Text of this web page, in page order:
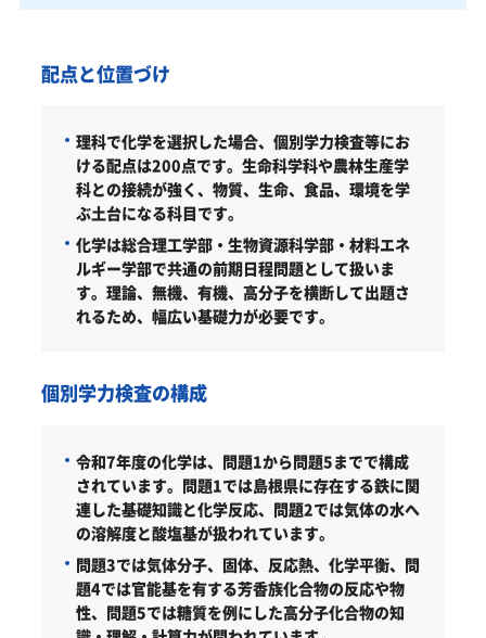
配点と位置づけ
理科で化学を選択した場合、個別学力検査等にお
ける配点は200点です。生命科学科や農林生産学
科との接続が強く、物質、生命、食品、環境を学
ぶ土台になる科目です。
化学は総合理工学部・生物資源科学部・材料エネ
ルギー学部で共通の前期日程問題として扱いま
す。理論、無機、有機、高分子を横断して出題さ
れるため、幅広い基礎力が必要です。
個別学力検査の構成
令和7年度の化学は、問題1から問題5までで構成
されています。問題1では島根県に存在する鉄に関
連した基礎知識と化学反応、問題2では気体の水へ
の溶解度と酸塩基が扱われています。
問題3では気体分子、固体、反応熱、化学平衡、問
題4では官能基を有する芳香族化合物の反応や物
性、問題5では糖質を例にした高分子化合物の知